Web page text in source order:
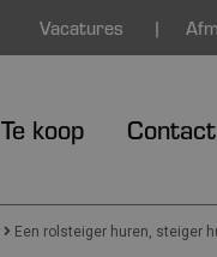
Vacatures
Te koop Contact
Een rolsteiger huren, steiger